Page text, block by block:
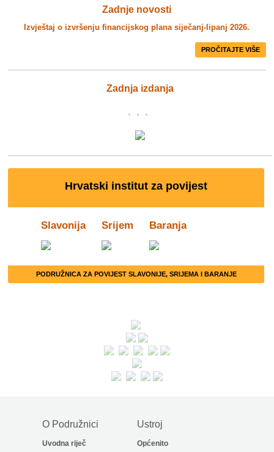
Zadnje novosti
Izvještaj o izvršenju financijskog plana siječanj-lipanj 2026.
PROČITAJTE VIŠE
Zadnja izdanja
Hrvatski institut za povijest
Slavonija Srijem Baranja
PODRUŽNICA ZA POVIJEST SLAVONIJE, SRIJEMA I BARANJE
O Podružnici
Uvodna riječ
Ustroj
Općenito